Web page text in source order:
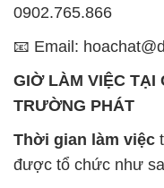
0902.765.866
📧 Email:
GIỜ LÀM VIỆC TẠI
TRƯỜNG PHÁT
Thời gian làm việc
được tổ chức như